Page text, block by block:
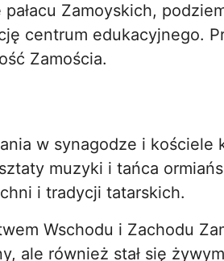
Zamoyskich,
centrum edukacyjnego.
Zamościa.
w synagodze i kościele
muzyki i tańca
i tradycji tatarskich.
Wschodu i Zachodu
ale również stał się